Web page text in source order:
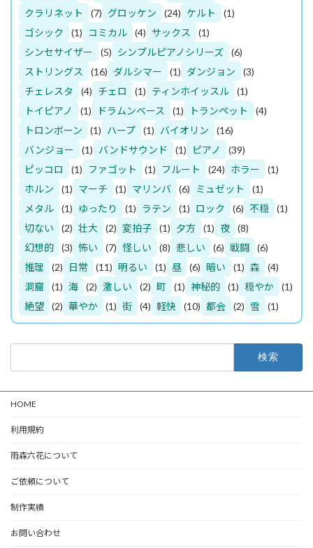
クラリネット
(7) グロッケン (24) ケルト
(1)
ゴシック
(1) コミカル (4) サックス
(1)
シンセサイザー
(5) シンプルピアノシリーズ
(6)
ストリングス
(16) ダルシマー (1) ダンジョン
(3)
チェレスタ
(4) チェロ (1) ティンホイッスル
(1)
トイピアノ
(1) ドラムンベース (1) トランペット
(4)
トロンボーン
(1) ハープ (1) バイオリン
(16)
バンジョー
(1) バンドサウンド (1) ピアノ
(39)
ピッコロ
(1) ファゴット (1) フルート (24) ホラー
(1)
ホルン
(1) マーチ (1) マリンバ (6) ミュゼット
(1)
メタル
(1) ゆったり (1) ラテン (1) ロック (6) 不穏
(1)
切ない
(2) 壮大 (2) 変拍子 (1) 夕方 (1) 夜
(8)
幻想的
(3) 怖い (7) 怪しい (8) 悲しい (6) 戦闘
(6)
推理
(2) 日常 (11) 明るい (1) 昼 (6) 暗い (1) 森
(4)
洞窟
(1) 海 (2) 激しい (2) 町 (1) 神秘的 (1) 穏やか
(1)
絶望
(2) 華やか (1) 街 (4) 軽快 (10) 都会 (2) 雪 (1)
HOME
利用規約
雨森六花について
ご依頼について
制作実績
お問い合わせ